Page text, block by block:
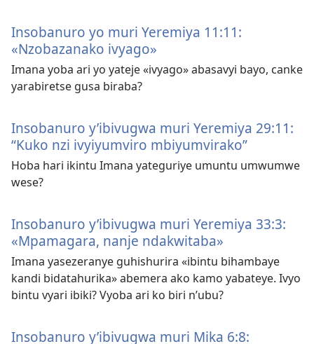
Insobanuro yo muri Yeremiya 11:11:
«Nzobazanako ivyago»
Imana yoba ari yo yateje «ivyago» abasavyi bayo, canke
yarabiretse gusa biraba?
Insobanuro y’ibivugwa muri Yeremiya 29:11:
“Kuko nzi ivyiyumviro mbiyumvirako”
Hoba hari ikintu Imana yateguriye umuntu umwumwe
wese?
Insobanuro y’ibivugwa muri Yeremiya 33:3:
«Mpamagara, nanje ndakwitaba»
Imana yasezeranye guhishurira «ibintu bihambaye
kandi bidatahurika» abemera ako kamo yabateye. Ivyo
bintu vyari ibiki? Vyoba ari ko biri n’ubu?
Insobanuro y’ibivugwa muri Mika 6:8: